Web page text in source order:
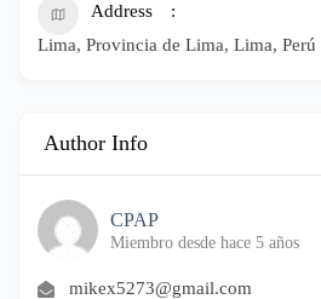
Address
Lima, Provincia de Lima, Lima, Perú
Author Info
CPAP
Miembro desde hace 5 años
mikex5273@gmail.com